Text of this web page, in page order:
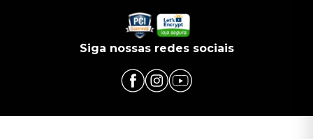
Siga nossas redes sociais